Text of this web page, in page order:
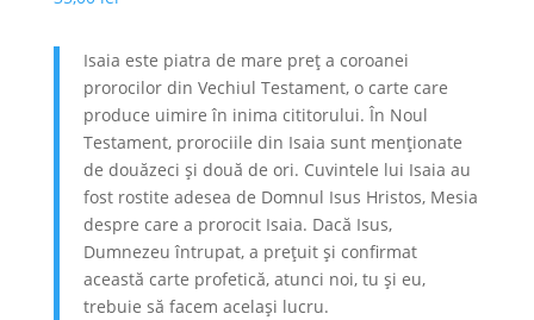
Isaia este piatra de mare preţ a coroanei
prorocilor din Vechiul Testament, o carte care
produce uimire în inima cititorului. În Noul
Testament, prorociile din Isaia sunt menţionate
de douăzeci și două de ori. Cuvintele lui Isaia au
fost rostite adesea de Domnul Isus Hristos, Mesia
despre care a prorocit Isaia. Dacă Isus,
Dumnezeu întrupat, a preţuit și confirmat
această carte profetică, atunci noi, tu și eu,
trebuie să facem același lucru.